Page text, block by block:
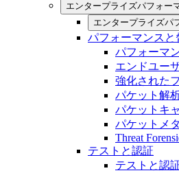
エンタープライズパフォー
エンタープライズパ
パフォーマンスと
パフォーマ
エンドユー
強化された
パケット解
パケットキ
パケットメ
Threat
テストと認証
テストと認